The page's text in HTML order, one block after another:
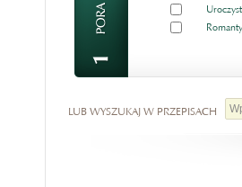
LUB WYSZUKAJ W PRZEPISACH